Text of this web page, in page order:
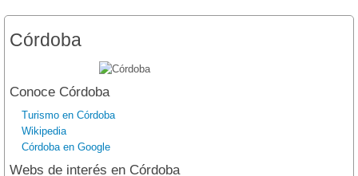
Córdoba
Conoce Córdoba
Turismo en Córdoba
Wikipedia
Córdoba en Google
Webs de interés en Córdoba